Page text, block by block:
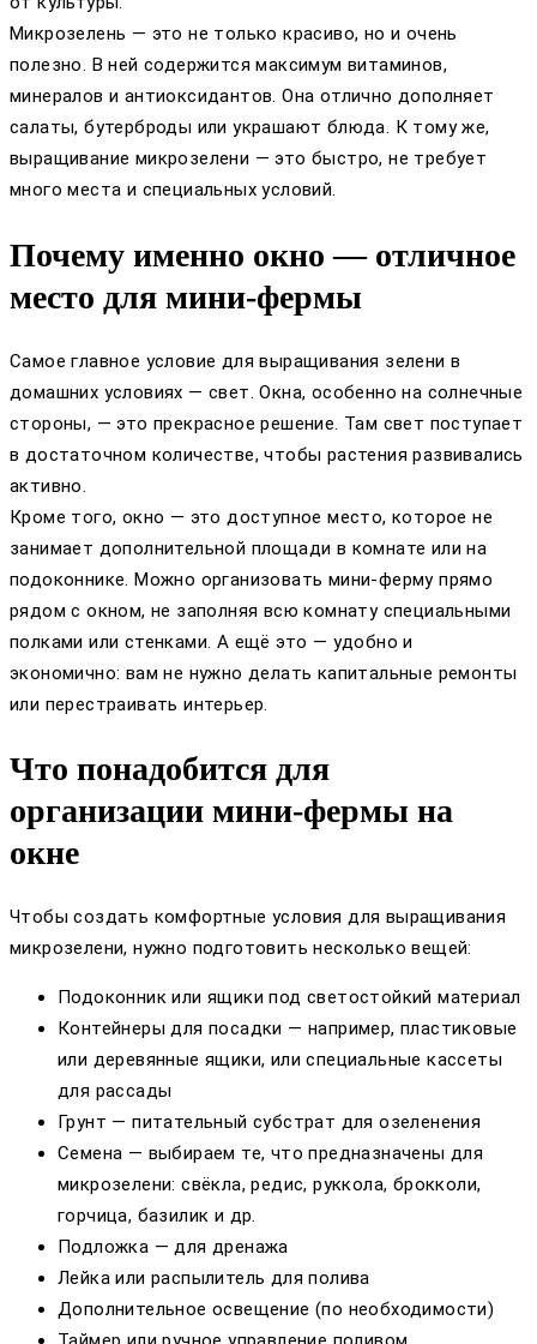
Микрозелень — это не только красиво, но и очень
полезно. В ней содержится максимум витаминов,
минералов и антиоксидантов. Она отлично дополняет
салаты, бутерброды или украшают блюда. К тому же,
выращивание микрозелени — это быстро, не требует
много места и специальных условий.
Почему именно окно — отличное
место для мини-фермы
Самое главное условие для выращивания зелени в
домашних условиях — свет. Окна, особенно на солнечные
стороны, — это прекрасное решение. Там свет поступает
в достаточном количестве, чтобы растения развивались
активно.
Кроме того, окно — это доступное место, которое не
занимает дополнительной площади в комнате или на
подоконнике. Можно организовать мини-ферму прямо
рядом с окном, не заполняя всю комнату специальными
полками или стенками. А ещё это — удобно и
экономично: вам не нужно делать капитальные ремонты
или перестраивать интерьер.
Что понадобится для
организации мини-фермы на
окне
Чтобы создать комфортные условия для выращивания
микрозелени, нужно подготовить несколько вещей:
Подоконник или ящики под светостойкий материал
Контейнеры для посадки — например, пластиковые
или деревянные ящики, или специальные кассеты
для рассады
Грунт — питательный субстрат для озеленения
Семена — выбираем те, что предназначены для
микрозелени: свёкла, редис, руккола, брокколи,
горчица, базилик и др.
Подложка — для дренажа
Лейка или распылитель для полива
Дополнительное освещение (по необходимости)